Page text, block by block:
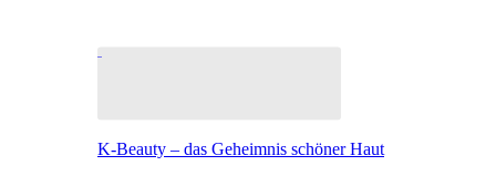
K-Beauty – das Geheimnis schöner Haut